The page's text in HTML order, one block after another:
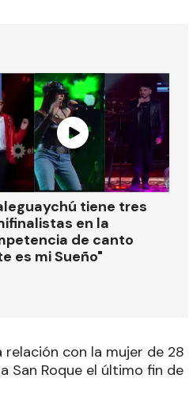
tiene tres
en la
de canto
es mi Sueño"
con la mujer de 28
San Roque el último fin de